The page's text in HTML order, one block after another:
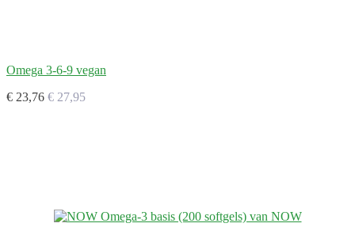
Omega 3-6-9 vegan
€ 23,76 € 27,95